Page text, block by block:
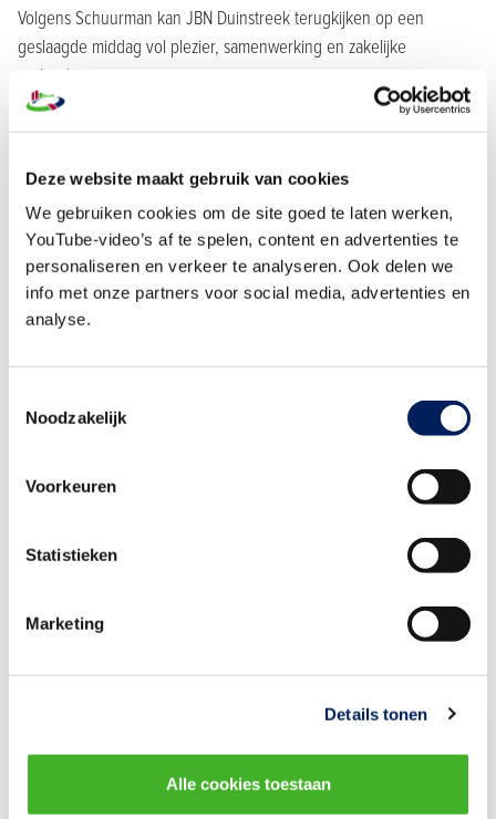
Deze website maakt gebruik van cookies
We gebruiken cookies om de site goed te laten werken,
YouTube-video’s af te spelen, content en advertenties te
personaliseren en verkeer te analyseren. Ook delen we
info met onze partners voor social media, advertenties en
analyse.
Noodzakelijk
Voorkeuren
Statistieken
Marketing
Details tonen
Alle cookies toestaan
Volgens Schuurman kan JBN Duinstreek terugkijken op een
geslaagde middag vol plezier, samenwerking en zakelijke
verbindingen.
Item
of
Item
of
Nog geen lid van Jong Bouwend Nederland?
Lijkt het je leuk om ook eens aanwezig te zijn bij een bijeenkomst
jongerentakvoor managers, DGA's en bestuurders onder de
kennis uit te wisselen, te netwerken, workshops of een masterclass
te volgen, maar ook om mee te gaan met een toffe excursie. Als
JBN willen we de komende jaren de stem van de jongere generatie
binnen de bouw- en infrasector laten horen. JBN kost slechts
Wessel Schuurman
Verenigingsmanager Regio Randstad
NoordBouwend Nederland